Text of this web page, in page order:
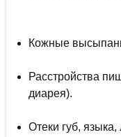
Кожные
Расстройства
диарея).
Отеки губ, языка,